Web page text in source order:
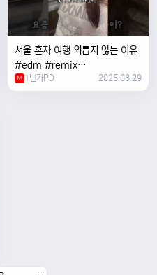
서울 혼자 여행 외릅지 않는 이유
#edm #remix
#electronicmusic #singer
#newmusic #music #여행
M 1번가PD 2025.08.29